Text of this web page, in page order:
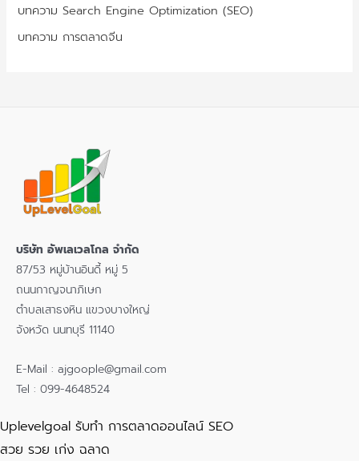
บทความ Search Engine Optimization (SEO)
บทความ การตลาดจีน
บริษัท อัพเลเวลโกล จำกัด
87/53 หมู่บ้านอินดี้ หมู่ 5
ถนนกาญจนาภิเษก
ตำบลเสาธงหิน แขวงบางใหญ่
จังหวัด นนทบุรี 11140
E-Mail : ajgoople@gmail.com
Tel : 099-4648524
Uplevelgoal รับทำ การตลาดออนไลน์ SEO
สวย รวย เก่ง ฉลาด